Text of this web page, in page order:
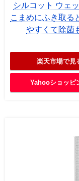
シルコット ウェ
こまめにふき取る
やすくて除菌
楽天市場で見
Yahooショッピ